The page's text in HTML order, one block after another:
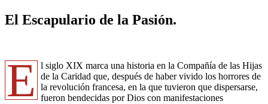
El Escapulario de la Pasión.
E
l siglo XIX marca una historia en la Compañía de las Hijas
de la Caridad que, después de haber vivido los horrores de
la revolución francesa, en la que tuvieron que dispersarse,
fueron bendecidas por Dios con manifestaciones